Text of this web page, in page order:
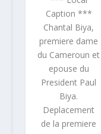
Caption ***
Chantal Biya,
premiere dame
du Cameroun et
epouse du
President Paul
Biya.
Deplacement
de la premiere